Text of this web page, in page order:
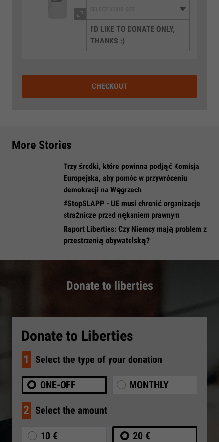
I'D LIKE TO DONATE ONLY,
THANKS :)
CHECKOUT
More Stories
​Trzy środki, które powinna podjąć Komisja
Europejska, aby pomóc w przywróceniu
demokracji na Węgrzech
​#StopSLAPP - UE musi chronić organizacje
strażnicze przed nękaniem prawnym
​Raport Liberties: Czy Niemcy mają problem z
przestrzenią obywatelską?
Donate to liberties
Donate to Liberties
1 Select the type of your donation
ONE-OFF MONTHLY
2 Select the amount
10 € 20 €